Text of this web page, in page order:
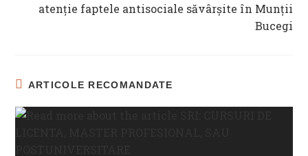
atenție faptele antisociale săvârșite în Munții
Bucegi
ARTICOLE RECOMANDATE